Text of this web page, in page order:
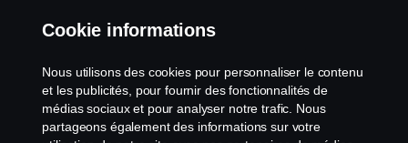
Cookie informations
Nous utilisons des cookies pour personnaliser le contenu
et les publicités, pour fournir des fonctionnalités de
médias sociaux et pour analyser notre trafic. Nous
partageons également des informations sur votre